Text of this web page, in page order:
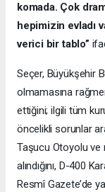
komada. Çok
hepimizin evladı
verici bir tablo”
Seçer, Büyükşehir
olmamasına
ettiğini; ilgili tüm
öncelikli sorunlar
Taşucu Otoyolu ve
alındığını, D-400
Resmî Gazete’de